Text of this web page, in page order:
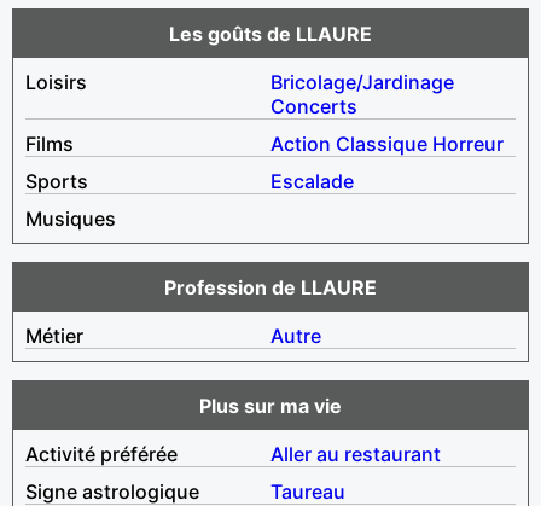
Les goûts de LLAURE
Loisirs
Bricolage/Jardinage
Concerts
Films
Action Classique Horreur
Sports
Escalade
Musiques
Profession de LLAURE
Métier
Autre
Plus sur ma vie
Activité préférée
Aller au restaurant
Signe astrologique
Taureau